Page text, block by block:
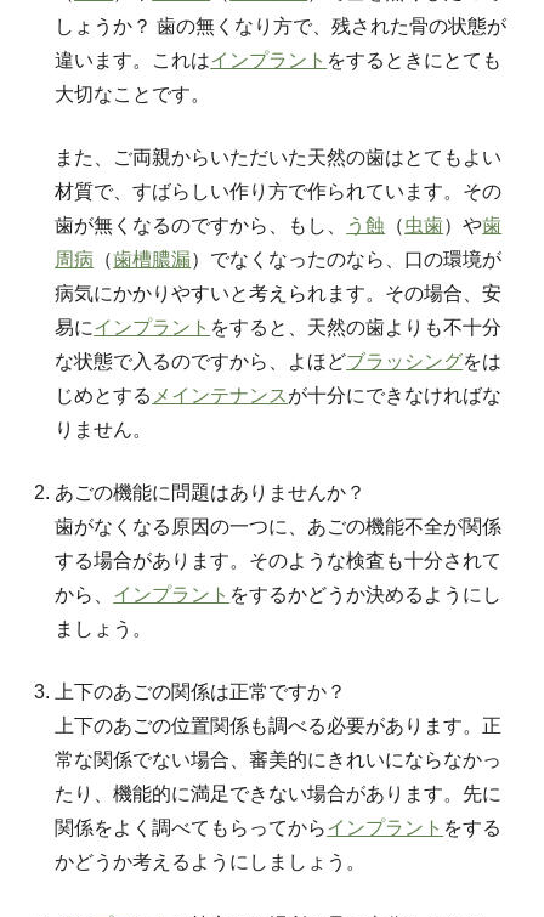
しょうか？ 歯の無くなり方で、残された骨の状態が
違います。これはインプラント をするときにとても
大切なことです。
また、ご両親からいただいた天然の歯はとてもよい
材質で、すばらしい作り方で作られています。その
歯が無くなるのですから、もし、
う蝕 （虫歯）や歯
周病 （歯槽膿漏）でなくなったのなら、口の環境が
病気にかかりやすいと考えられます。その場合、安
易にインプラント をすると、天然の歯よりも不十分
な状態で入るのですから、よほどブラッシングをは
じめとする メインテナンス が十分にできなければな
りません。
あごの機能に問題はありませんか？
歯がなくなる原因の一つに、あごの機能不全が関係
する場合があります。そのような検査も十分されて
から、 インプラント をするかどうか決めるようにし
ましょう。
上下のあごの関係は正常ですか？
上下のあごの位置関係も調べる必要があります。正
常な関係でない場合、審美的にきれいにならなかっ
たり、機能的に満足できない場合があります。先に
関係をよく調べてもらってからインプラント をする
かどうか考えるようにしましょう。